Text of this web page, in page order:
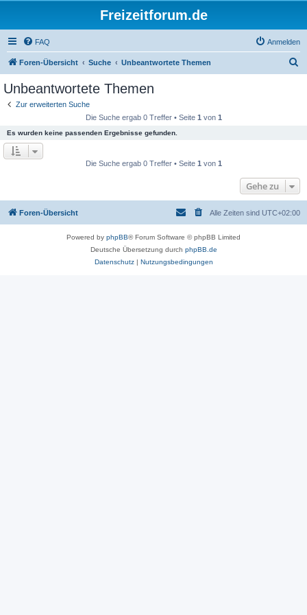
Freizeitforum.de
FAQ Anmelden
Foren-Übersicht Suche Unbeantwortete Themen
Unbeantwortete Themen
Zur erweiterten Suche
Die Suche ergab 0 Treffer • Seite 1 von 1
Es wurden keine passenden Ergebnisse gefunden.
Die Suche ergab 0 Treffer • Seite 1 von 1
Gehe zu
Foren-Übersicht Alle Zeiten sind UTC+02:00
Powered by phpBB® Forum Software © phpBB Limited
Deutsche Übersetzung durch phpBB.de
Datenschutz| Nutzungsbedingungen